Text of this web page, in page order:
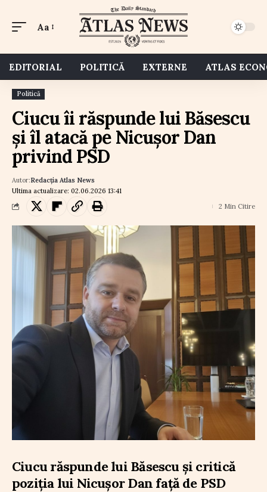
Aa
EDITORIAL POLITICĂ EXTERNE ATLAS
Politică
Ciucu îi răspunde lui Băsescu
și îl atacă pe Nicușor Dan
privind PSD
Ultima actualizare: 02.06.2026 13:41
Autor:Redacția Atlas News
2 Min Citire
Ciucu răspunde lui Băsescu și critică
poziția lui Nicușor Dan față de PSD